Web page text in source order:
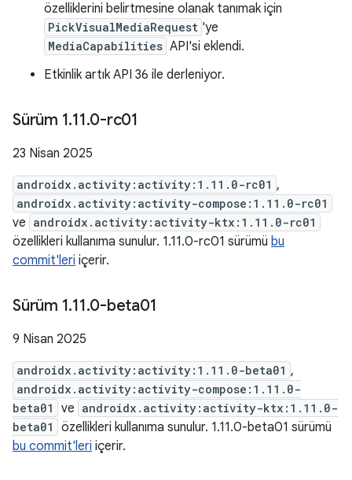
özelliklerini belirtmesine olanak tanımak için
PickVisualMediaRequest 'ye
MediaCapabilities API'si eklendi.
Etkinlik artık API 36 ile derleniyor.
Sürüm 1.11.0-rc01
23 Nisan 2025
androidx.activity:activity:1.11.0-rc01 ,
androidx.activity:activity-compose:1.11.0-rc01
ve androidx.activity:activity-ktx:1.11.0-rc01
özellikleri kullanıma sunulur. 1.11.0-rc01 sürümü bu
commit'leri içerir.
Sürüm 1.11.0-beta01
9 Nisan 2025
androidx.activity:activity:1.11.0-beta01 ,
androidx.activity:activity-compose:1.11.0-
beta01
ve androidx.activity:activity-ktx:1.11.0-
beta01
özellikleri kullanıma sunulur. 1.11.0-beta01 sürümü
bu commit'leri içerir.